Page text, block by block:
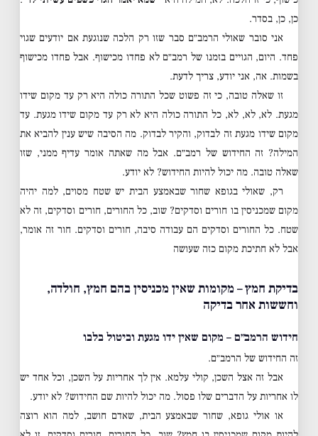
כן, כן, בסדר.
אני סובר שאולי הרמב״ם סבר שזו רק הלכה שנוגעת אם יודעים שגוי
פחד. היום, הגויים בזמנו של רמב״ם לא פחדו מכישוף. אבל פחדו מכישוף
בשמות. אה, אני יודע, צריך לדעת.
זו שאלה טובה, כי זה פשוט שכל התורה כולה היא רק עד מקום שידו
מגעת. לא, לא, לא, כל התורה כולה היא לא רק עד מקום שידו מגעת. עד
מקום שידו מגעת זה לבדוק, והקיר לבדוק. מה הסיבה שיש ענין להביא את
המילה? זה החידוש של רמב״ם. אבל מה שאתה אומר עדיף ממני, שזו
שאלה טובה. מה יכול להיות החידוש? לא יודע.
רק, שאולי בגופא שחור שבאמצע הבית יש שטח מסוים, למה יהיה
מקום שמכניסין בו חורים וסדקים? שוב, כל החורים, חורים וסדקים, זה לא
שטח. כל החורים וסדקים הם עבודה סיבה, חורים וסדקים. חור זה אומר,
אבל לא חתיכת מקום כזה שעושה
בדיקת חמץ – מקומות שאין מכניסין בהם חמץ, חולדה,
וחששות אחר בדיקה
חידוש הרמב״ם – מקום שאין ידו מגעת וביטול בלבו
זה החידוש של הרמב״ם.
אבל זה אצל השכן, קולי עלמא. אין לך אחריות על השכן, וכל אחד יש
לו אחריות על הדברים שלו פסול. מה יכול להיות שם החידוש? לא יודע.
או אולי גופא, שחור שבאמצע הבית, שאדם חושב, למה הוא רוצה